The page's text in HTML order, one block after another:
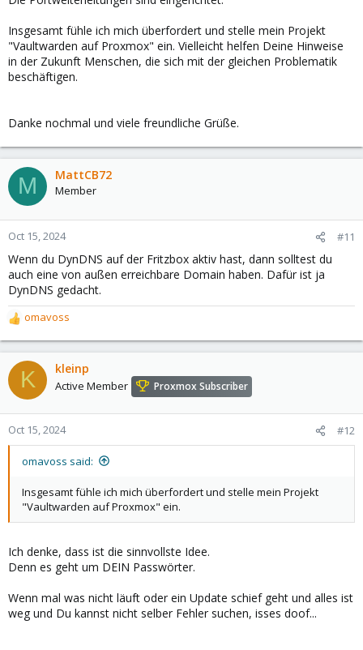
Insgesamt fühle ich mich überfordert und stelle mein Projekt
"Vaultwarden auf Proxmox" ein. Vielleicht helfen Deine Hinweise
in der Zukunft Menschen, die sich mit der gleichen Problematik
beschäftigen.
Danke nochmal und viele freundliche Grüße.
M MattCB72
Member
Oct 15, 2024 #11
Wenn du DynDNS auf der Fritzbox aktiv hast, dann solltest du
auch eine von außen erreichbare Domain haben. Dafür ist ja
DynDNS gedacht.
R
e
a
c
t
o
n
omavoss
K kleinp
Active Member Proxmox Subscriber
Oct 15, 2024 #12
omavoss said:
Insgesamt fühle ich mich überfordert und stelle mein Projekt
"Vaultwarden auf Proxmox" ein.
Ich denke, dass ist die sinnvollste Idee.
Denn es geht um DEIN Passwörter.
Wenn mal was nicht läuft oder ein Update schief geht und alles ist
weg und Du kannst nicht selber Fehler suchen, isses doof...